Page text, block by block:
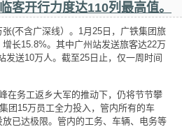
客开行力度达110列最高值。
(不含广深线）。1月25日，广铁集团旅
长15.8%。其中广州站发送旅客达22万
发送10万人。截至25日止，仅一周时间
务工返乡大军的推动下，仍将节节攀
团15万员工全力投入，管内所有的车
已达极限。管内的工务、车辆、电务等